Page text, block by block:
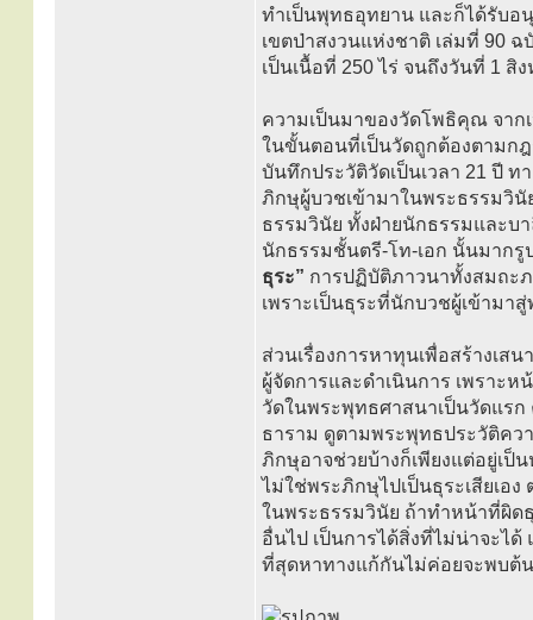
ทำเป็นพุทธอุทยาน และก็ได้รับอ
เขตป่าสงวนแห่งชาติ เล่มที่ 90
เป็นเนื้อที่ 250 ไร่ จนถึงวันที่ 1 สิ
ความเป็นมาของวัดโพธิคุณ จาก
ในขั้นตอนที่เป็นวัดถูกต้องตามก
บันทึกประวัติวัดเป็นเวลา 21 ปี
ภิกษุผู้บวชเข้ามาในพระธรรมวิ
ธรรมวินัย ทั้งฝ่ายนักธรรมและ
นักธรรมชั้นตรี-โท-เอก นั้นมาก
ธุระ” การปฏิบัติภาวนาทั้งสมถะ
เพราะเป็นธุระที่นักบวชผู้เข้ามา
ส่วนเรื่องการหาทุนเพื่อสร้างเส
ผู้จัดการและดำเนินการ เพราะ
วัดในพระพุทธศาสนาเป็นวัดแร
ธาราม ดูตามพระพุทธประวัติคว
ภิกษุอาจช่วยบ้างก็เพียงแต่อยู่เป็
ไม่ใช่พระภิกษุไปเป็นธุระเสียเอ
ในพระธรรมวินัย ถ้าทำหน้าที่ผิด
อื่นไป เป็นการได้สิ่งที่ไม่น่าจะไ
ที่สุดหาทางแก้กันไม่ค่อยจะพบต้